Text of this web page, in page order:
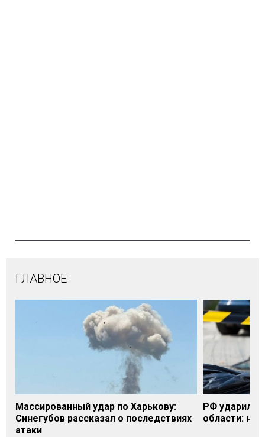
ГЛАВНОЕ
Массированный удар по Харькову:
Синегубов рассказал о последствиях
атаки
РФ ударила
области: на